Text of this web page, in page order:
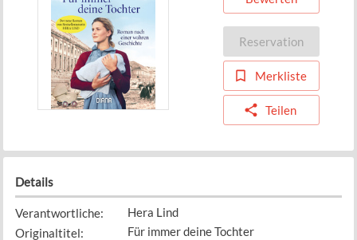
Reservation
Merkliste
Teilen
Details
Verantwortliche:
Hera Lind
Originaltitel:
Für immer deine Tochter